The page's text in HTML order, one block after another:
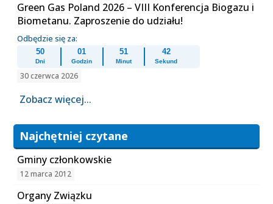
Green Gas Poland 2026 – VIII Konferencja Biogazu i
Biometanu. Zaproszenie do udziału!
Odbędzie się za:
50
Dni
01
Godzin
51
Minut
42
Sekund
30 czerwca 2026
Zobacz więcej...
Najchętniej czytane
Gminy członkowskie
12 marca 2012
Organy Związku